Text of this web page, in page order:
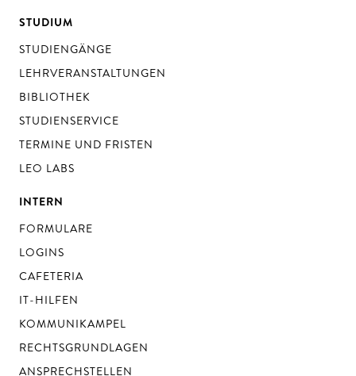
STUDIUM
STUDIENGÄNGE
LEHRVERANSTALTUNGEN
BIBLIOTHEK
STUDIENSERVICE
TERMINE UND FRISTEN
LEO LABS
INTERN
FORMULARE
LOGINS
CAFETERIA
IT-HILFEN
KOMMUNIKAMPEL
RECHTSGRUNDLAGEN
ANSPRECHSTELLEN